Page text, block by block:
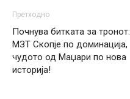
Претходно
Почнува битката за тронот:
МЗТ Скопје по доминација,
чудото од Маџари по нова
историја!